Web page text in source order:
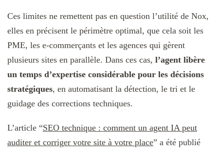
Ces limites ne remettent pas en question l’utilité de Nox,
elles en précisent le périmètre optimal, que cela soit les
PME, les e-commerçants et les agences qui gèrent
plusieurs sites en parallèle. Dans ces cas, l’agent libère
un temps d’expertise considérable pour les décisions
stratégiques, en automatisant la détection, le tri et le
guidage des corrections techniques.
L’article “SEO technique : comment un agent IA peut
auditer et corriger votre site à votre place” a été publié